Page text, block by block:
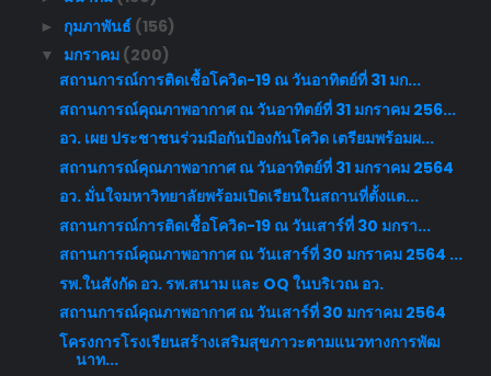
► กุมภาพันธ์ (156)
▼ มกราคม (200)
สถานการณ์การติดเชื้อโควิด-19 ณ วันอาทิตย์ที่ 31 มก...
สถานการณ์คุณภาพอากาศ ณ วันอาทิตย์ที่ 31 มกราคม 256...
อว. เผย ประชาชนร่วมมือกันป้องกันโควิด เตรียมพร้อมผ...
สถานการณ์คุณภาพอากาศ ณ วันอาทิตย์ที่ 31 มกราคม 2564
อว. มั่นใจมหาวิทยาลัยพร้อมเปิดเรียนในสถานที่ตั้งแต...
สถานการณ์การติดเชื้อโควิด-19 ณ วันเสาร์ที่ 30 มกรา...
สถานการณ์คุณภาพอากาศ ณ วันเสาร์ที่ 30 มกราคม 2564 ...
รพ.ในสังกัด อว. รพ.สนาม และ OQ ในบริเวณ อว.
สถานการณ์คุณภาพอากาศ ณ วันเสาร์ที่ 30 มกราคม 2564
โครงการโรงเรียนสร้างเสริมสุขภาวะตามแนวทางการพัฒ
นาท...